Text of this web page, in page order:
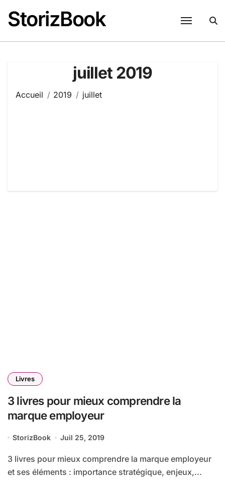
contenu
StorizBook
juillet 2019
Accueil 2019 juillet
Livres
3 livres pour mieux comprendre la
marque employeur
StorizBook Juil 25, 2019
3 livres pour mieux comprendre la marque employeur
et ses éléments : importance stratégique, enjeux,...